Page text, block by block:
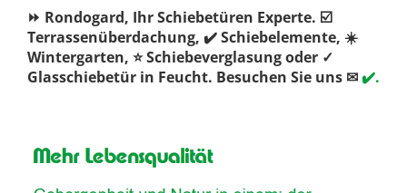
⏩ Rondogard, Ihr Schiebetüren Experte. ☑️
Terrassenüberdachung, ✔️ Schiebelemente, ☀️
Wintergarten, ⭐ Schiebeverglasung oder ✓
Glasschiebetür in Feucht. Besuchen Sie uns ✉✔️.